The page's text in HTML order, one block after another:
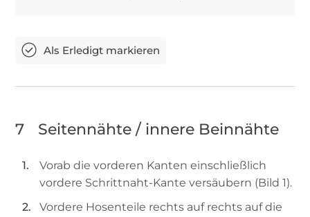
7 Seitennähte / innere Beinnähte
Vorab die vorderen Kanten einschließlich
vordere Schrittnaht-Kante versäubern (Bild 1).
Vordere Hosenteile rechts auf rechts auf die